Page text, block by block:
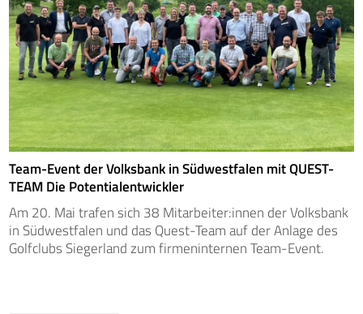
Team-Event der Volksbank in Südwestfalen mit QUEST-
TEAM Die Potentialentwickler
Am 20. Mai trafen sich 38 Mitarbeiter:innen der Volksbank
in Südwestfalen und das Quest-Team auf der Anlage des
Golfclubs Siegerland zum firmeninternen Team-Event.